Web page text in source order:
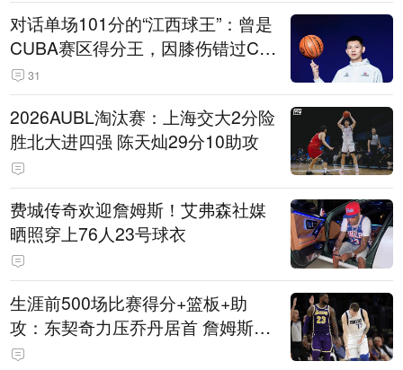
对话单场101分的“江西球王”：曾是
CUBA赛区得分王，因膝伤错过CB
A选秀
31
2026AUBL淘汰赛：上海交大2分险
胜北大进四强 陈天灿29分10助攻
费城传奇欢迎詹姆斯！艾弗森社媒
晒照穿上76人23号球衣
生涯前500场比赛得分+篮板+助
攻：东契奇力压乔丹居首 詹姆斯第
六